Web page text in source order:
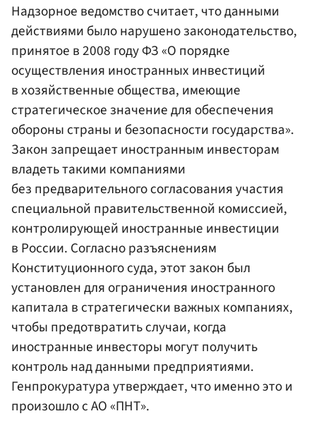
Надзорное ведомство считает, что данными
действиями было нарушено законодательство,
принятое в 2008 году ФЗ «О порядке
осуществления иностранных инвестиций
в хозяйственные общества, имеющие
стратегическое значение для обеспечения
обороны страны и безопасности государства».
Закон запрещает иностранным инвесторам
владеть такими компаниями
без предварительного согласования участия
специальной правительственной комиссией,
контролирующей иностранные инвестиции
в России. Согласно разъяснениям
Конституционного суда, этот закон был
установлен для ограничения иностранного
капитала в стратегически важных компаниях,
чтобы предотвратить случаи, когда
иностранные инвесторы могут получить
контроль над данными предприятиями.
Генпрокуратура утверждает, что именно это и
произошло с АО «ПНТ».